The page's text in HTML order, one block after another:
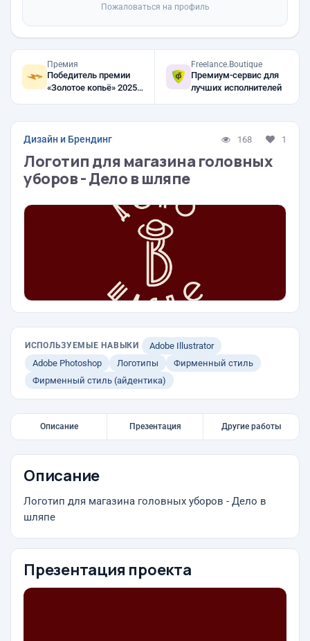
Пожаловаться на профиль
Премия
Победитель премии
«Золотое копьё» 2025,
Freelance.Boutique
Премиум-сервис для
лучших исполнителей
Дизайн и Брендинг 168 1
Логотип для магазина головных
уборов - Дело в шляпе
ИСПОЛЬЗУЕМЫЕ НАВЫКИ
Adobe Illustrator
Adobe Photoshop
Логотипы
Фирменный стиль
Фирменный стиль (айдентика)
Описание Презентация Другие работы
Описание
Логотип для магазина головных уборов - Дело в
шляпе
Презентация проекта